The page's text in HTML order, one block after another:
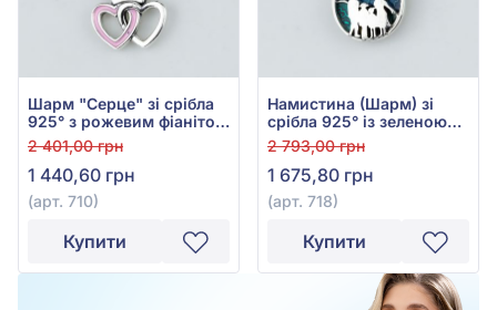
Шарм "Серце" зі срібла
925° з рожевим фіанітом
та емаллю, арт. 710
2 401,00 грн
1 440,60 грн
(арт. 710)
Купити
Намистина (Шарм) зі
срібла 925° із зеленою
емаллю, синьою емаллю
та фіанітом/
куб.цирконієм, арт. 718
2 793,00 грн
1 675,80 грн
(арт. 718)
Купити